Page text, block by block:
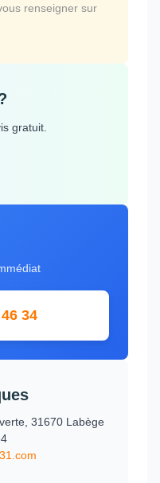
renseigner sur
gratuit.
34
31670 Labège